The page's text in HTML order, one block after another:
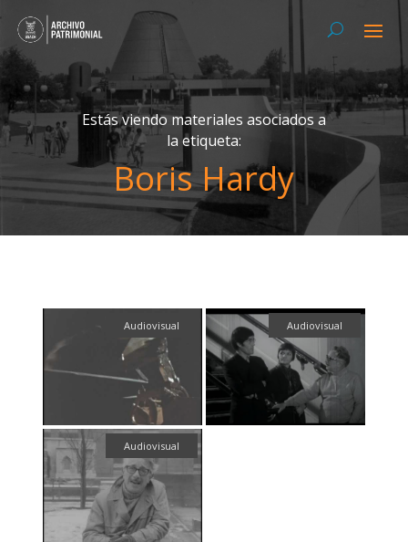
Estás viendo materiales asociados a
la etiqueta:
Boris Hardy
Audiovisual Audiovisual
Audiovisual